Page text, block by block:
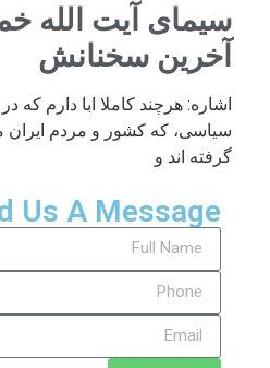
سیمای آیت الله
آخرین سخنانش
اشاره: هرچند کاملا ابا دارم
سیاسی، که کشور و مردم ایران
گرفته اند و
Us A Message